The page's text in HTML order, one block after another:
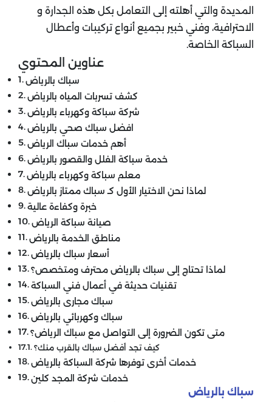
المديدة والتي أهلته إلى التعامل بكل هذه الجدارة و
الاحترافية، وفني خبير بجميع أنواع تركيبات وأعطال
السباكة الخاصة.
عناوين المحتوي
سباك بالرياض
كشف تسربات المياه بالرياض
شركة سباكة وكهرباء بالرياض
افضل سباك صحي بالرياض
أهم خدمات سباك الرياض
خدمة سباكة الفلل والقصور بالرياض
معلم سباكة وكهرباء بالرياض
لماذا نحن الاختيار الأول كـ سباك ممتاز بالرياض
خبرة وكفاءة عالية
صيانة سباكة الرياض
مناطق الخدمة بالرياض
أسعار سباك بالرياض
لماذا تحتاج إلى سباك بالرياض محترف ومتخصص؟
تقنيات حديثة في أعمال فني السباكة
سباك مجارى بالرياض
متى تكون الضرورة إلى التواصل مع سباك الرياض؟
كيف تجد أفضل سباك بالقرب منك؟
خدمات أخرى توفرها شركة السباكة بالرياض
خدمات شركة المجد كلين
سباك بالرياض